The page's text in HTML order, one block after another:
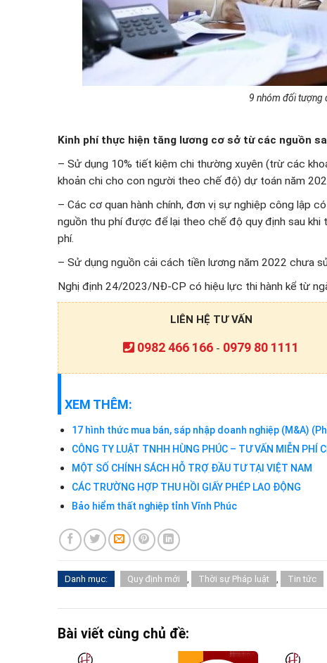
9 nhóm đối
Kinh phí thực hiện tăng lương cơ sở từ các nguồn
– Sử dụng 10% tiết kiệm chi thường xuyên (trừ các
khoản chi cho con người theo chế độ) dự toán năm
– Các cơ quan hành chính, đơn vị sự nghiệp công lập
nguồn thu phí được để lại theo chế độ quy định sau
phí.
– Sử dụng nguồn cải cách tiền lương năm 2022 chưa
Nghị định 24/2023/NĐ-CP có hiệu lực thi hành kể từ
LIÊN HỆ TƯ VẤN
0982 466 166 - 0979 80 1111
XEM THÊM:
17 hình thức mua bán, sáp nhập doanh nghiệp (M&A)
CÔNG TY LUẬT TNHH HÙNG PHÚC – TƯ VẤN MIỄN PHÍ
MỘT SỐ CHÍNH SÁCH HỖ TRỢ ĐẦU TƯ TẠI VIỆT NAM
CÁC TRƯỜNG HỢP THU HỒI GIẤY PHÉP LAO ĐỘNG
Bảo hiểm thất nghiệp tỉnh Vĩnh Phúc
Danh mục: Quy định mới Thời sự Pháp luật Tin tức
Bài viết cùng chủ đề: